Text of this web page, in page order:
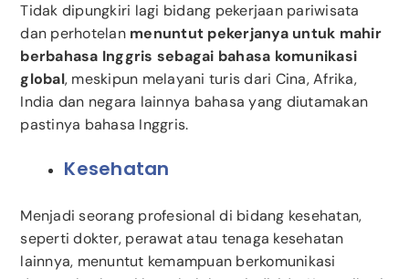
Tidak dipungkiri lagi bidang pekerjaan pariwisata
dan perhotelan menuntut pekerjanya untuk mahir
berbahasa Inggris sebagai bahasa komunikasi
global, meskipun melayani turis dari Cina, Afrika,
India dan negara lainnya bahasa yang diutamakan
pastinya bahasa Inggris.
Kesehatan
Menjadi seorang profesional di bidang kesehatan,
seperti dokter, perawat atau tenaga kesehatan
lainnya, menuntut kemampuan berkomunikasi